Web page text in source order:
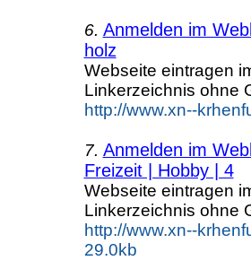
6. Anmelden im
holz
Webseite eintragen
Linkerzeichnis ohne
http://www.xn--
7. Anmelden im
Freizeit | Hobby | 4
Webseite eintragen
Linkerzeichnis ohne
http://www.xn--
29.0kb